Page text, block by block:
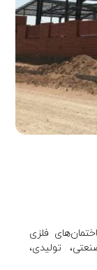
فلزی
تولیدی،